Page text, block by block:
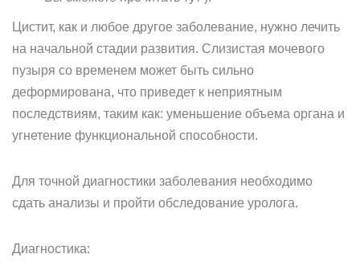
Цистит, как и любое другое заболевание, нужно лечить
на начальной стадии развития. Слизистая мочевого
пузыря со временем может быть сильно
деформирована, что приведет к неприятным
последствиям, таким как: уменьшение объема органа и
угнетение функциональной способности.
Для точной диагностики заболевания необходимо
сдать анализы и пройти обследование уролога.
Диагностика: